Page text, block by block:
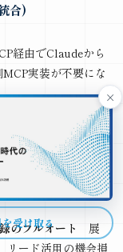
合)
経由でClaudeから
実装が不要にな
HubSpot,
設定(OAuthでSaaS
フルオート
展
リード活用の機会損
×
受け取る